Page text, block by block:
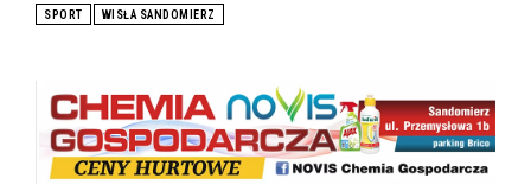
SPORT WISŁA SANDOMIERZ